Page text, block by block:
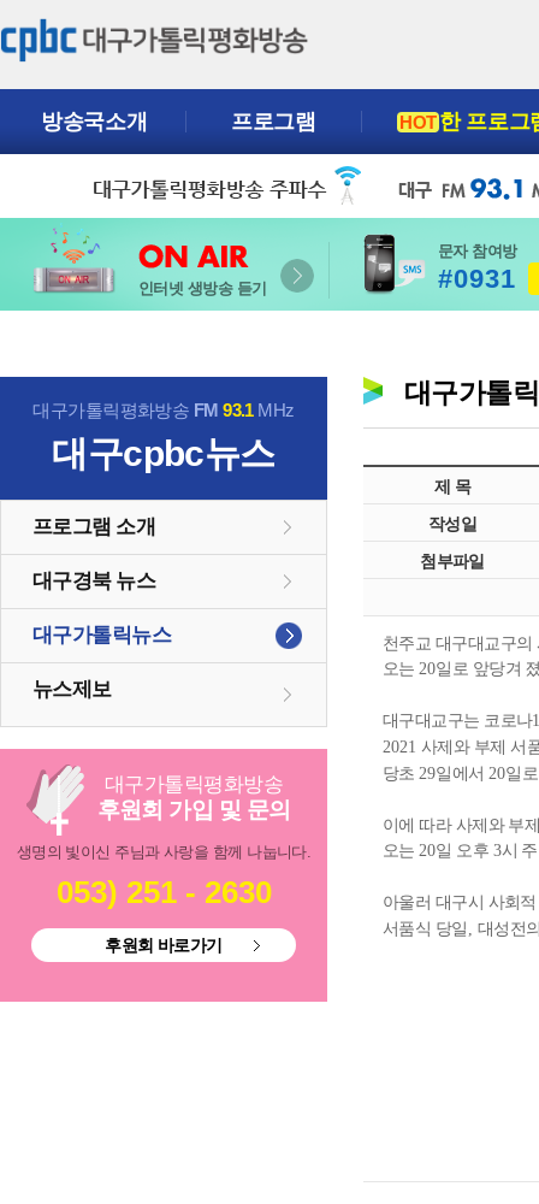
방송국소개 프로그램 HOT한 프로그
인터넷 생방송 듣기
문자 참여방
#0931
대구가톨릭평화방송 FM93.1MHz
대구cpbc뉴스
프로그램 소개
대구경북 뉴스
대구가톨릭뉴스
뉴스제보
대구가톨릭평화방송
후원회 가입 및 문의
생명의 빛이신 주님과 사랑을 함께 나눕니다.
053) 251 - 2630
후원회 바로가기
대구가톨
제 목
작성일
첨부파일
천주교 대구대교구의
오는 20일로 앞당겨
대구대교구는 코로나
2021 사제와 부제 서
당초 29일에서 20일
이에 따라 사제와 부
오는 20일 오후 3시
아울러 대구시 사회
서품식 당일 , 대성전